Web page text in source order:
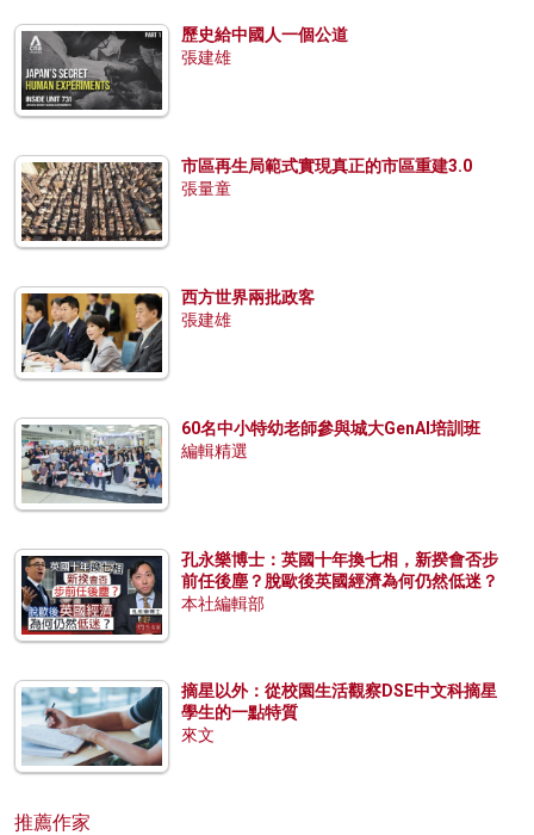
歷史給中國人一個公道
張建雄
市區再生局範式實現真正的市區重建3.0
張量童
西方世界兩批政客
張建雄
60名中小特幼老師參與城大GenAI培訓班
編輯精選
孔永樂博士：英國十年換七相，新揆會否步
前任後塵？脫歐後英國經濟為何仍然低迷？
本社編輯部
摘星以外：從校園生活觀察DSE中文科摘星
學生的一點特質
來文
推薦作家